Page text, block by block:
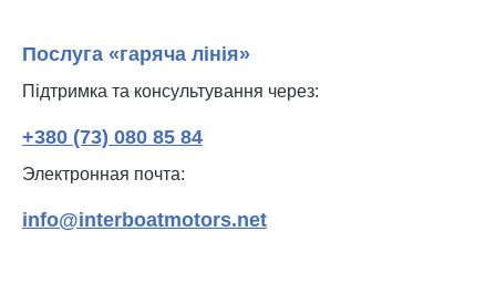
Послуга «гаряча лінія»
Підтримка та консультування через:
+380 (73) 080 85 84
Электронная почта:
info@interboatmotors.net